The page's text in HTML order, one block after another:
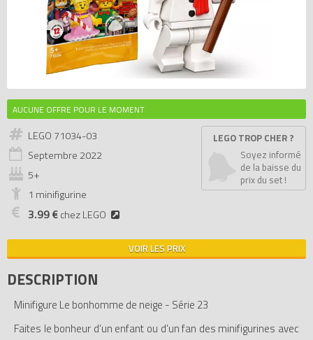
AUCUNE OFFRE POUR LE MOMENT
LEGO 71034-03
Septembre 2022
5+
1 minifigurine
3.99 €chez LEGO
LEGO TROP CHER ?
Soyez informé
de la baisse du
prix du set !
VOIR LES PRIX
DESCRIPTION
Minifigure Le bonhomme de neige - Série 23
Faites le bonheur d’un enfant ou d’un fan des minifigurines avec